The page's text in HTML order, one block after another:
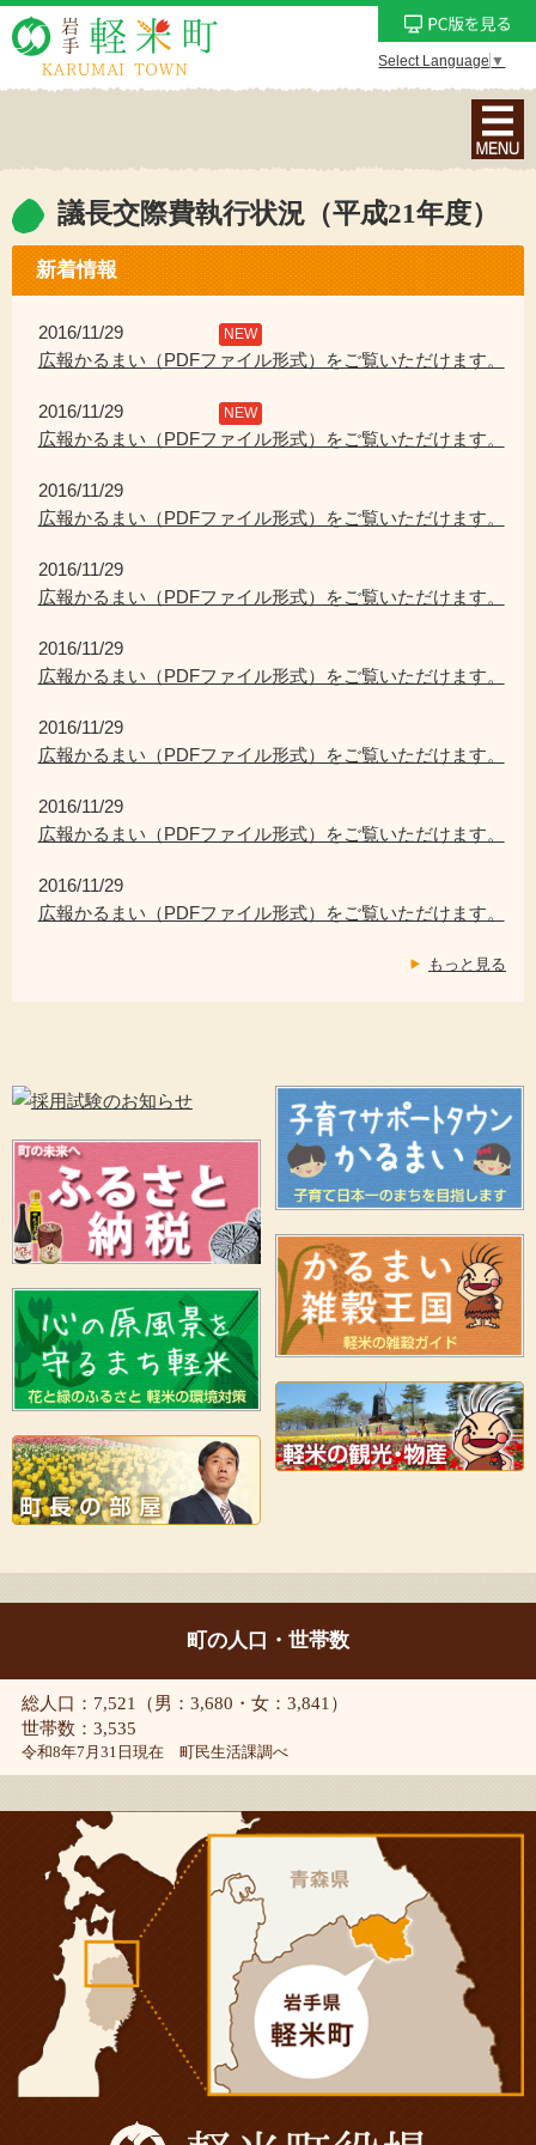
Select Language ▼
ナ
ビ
ー
シ
ョ
ン
ニ
を
議長交際費執行状況（平成21年度）
新着情報
2016/11/29 NEW
広報かるまい（PDFファイル形式）をご覧いただけます。
2016/11/29 NEW
広報かるまい（PDFファイル形式）をご覧いただけます。
2016/11/29
広報かるまい（PDFファイル形式）をご覧いただけます。
2016/11/29
広報かるまい（PDFファイル形式）をご覧いただけます。
2016/11/29
広報かるまい（PDFファイル形式）をご覧いただけます。
2016/11/29
広報かるまい（PDFファイル形式）をご覧いただけます。
2016/11/29
広報かるまい（PDFファイル形式）をご覧いただけます。
2016/11/29
広報かるまい（PDFファイル形式）をご覧いただけます。
もっと見る
町の人口・世帯数
総人口：7,521（男：3,680・女：3,841）
世帯数：3,535
令和8年7月31日現在 町民生活課調べ